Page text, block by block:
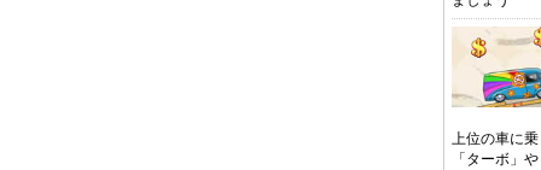
上位の車に
「ターボ」